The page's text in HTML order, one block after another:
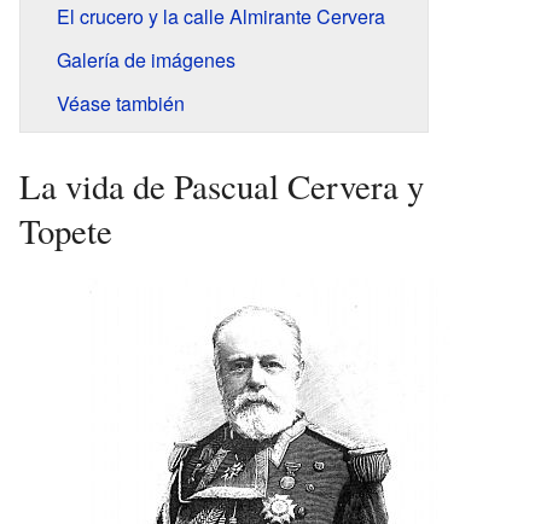
El crucero y la calle Almirante Cervera
Galería de imágenes
Véase también
La vida de Pascual Cervera y
Topete